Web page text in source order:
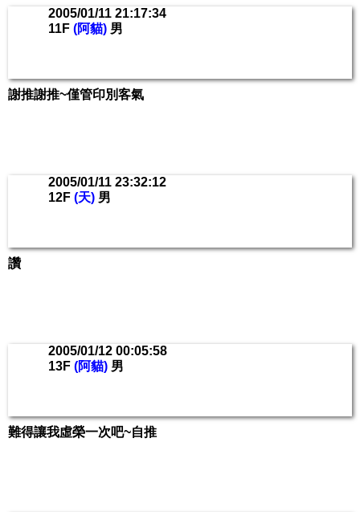
2005/01/11 21:17:34
11F (阿貓) 男
謝推謝推~僅管印別客氣
2005/01/11 23:32:12
12F (天) 男
讚
2005/01/12 00:05:58
13F (阿貓) 男
難得讓我虛榮一次吧~自推